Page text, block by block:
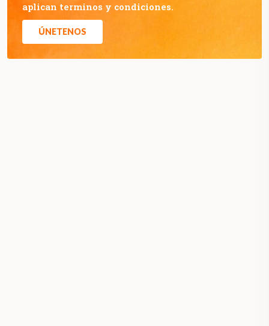
aplican terminos y condiciones.
ÚNETENOS